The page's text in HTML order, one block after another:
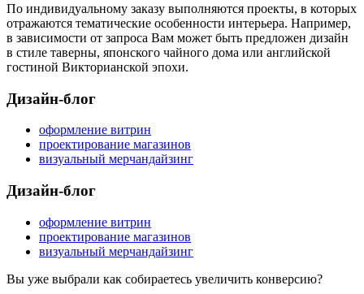
По индивидуальному заказу выполняются проекты, в которых
отражаются тематические особенности интерьера. Например,
в зависимости от запроса Вам может быть предложен дизайн
в стиле таверны, японского чайного дома или английской
гостиной Викторианской эпохи.
Дизайн-блог
оформление витрин
проектирование магазинов
визуальный мерчандайзинг
Дизайн-блог
оформление витрин
проектирование магазинов
визуальный мерчандайзинг
Вы уже выбрали как собираетесь увеличить конверсию?